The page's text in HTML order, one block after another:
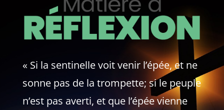
« Si la sentinelle voit venir l’épée, et ne
sonne pas de la trompette; si le peuple
n’est pas averti, et que l’épée vienne